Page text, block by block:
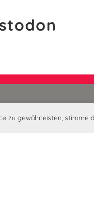
zu gewährleisten, stimme